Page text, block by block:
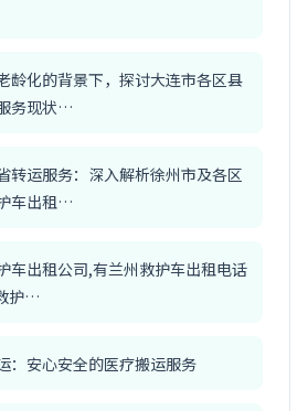
龄化的背景下，探讨大连市各区县
务现状…
转运服务：深入解析徐州市及各区
车出租…
车出租公司,有兰州救护车出租电话
护…
：安心安全的医疗搬运服务